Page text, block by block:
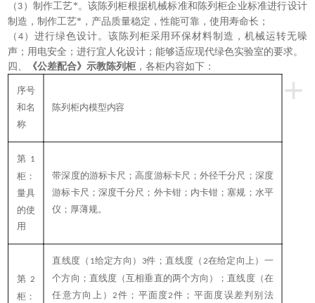
（ 3 ）制作工艺*。该陈列柜根据机械标准和陈列柜企业标准进行设计
制造，制作工艺*，产品质量稳定，性能可靠，使用寿命长；
（4 ）进行绿色设计。该陈列柜采用环保材料制造，机械运转无噪
声；用电安全；进行宜人化设计；能够适应现代绿色实验室的要求。
四、
《公差配合》示教陈列柜 ，各柜内容如下：
+
序号
和名
称
陈列柜内模型内容
第 1
柜：
量具
的使
用
带深度的游标卡尺；高度游标卡尺；外径千分尺；深度
游标卡尺；深度千分尺；外卡钳；内卡钳；塞规；水平
仪；厚薄规。
第2
柜：
直线度（ 1给定方向） 3件；直线度（ 2在给定向上）一
个方向；直线度（互相垂直的两个方向）；直线度（在
任意方向上）2件；平面度2件；平面度误差判别法